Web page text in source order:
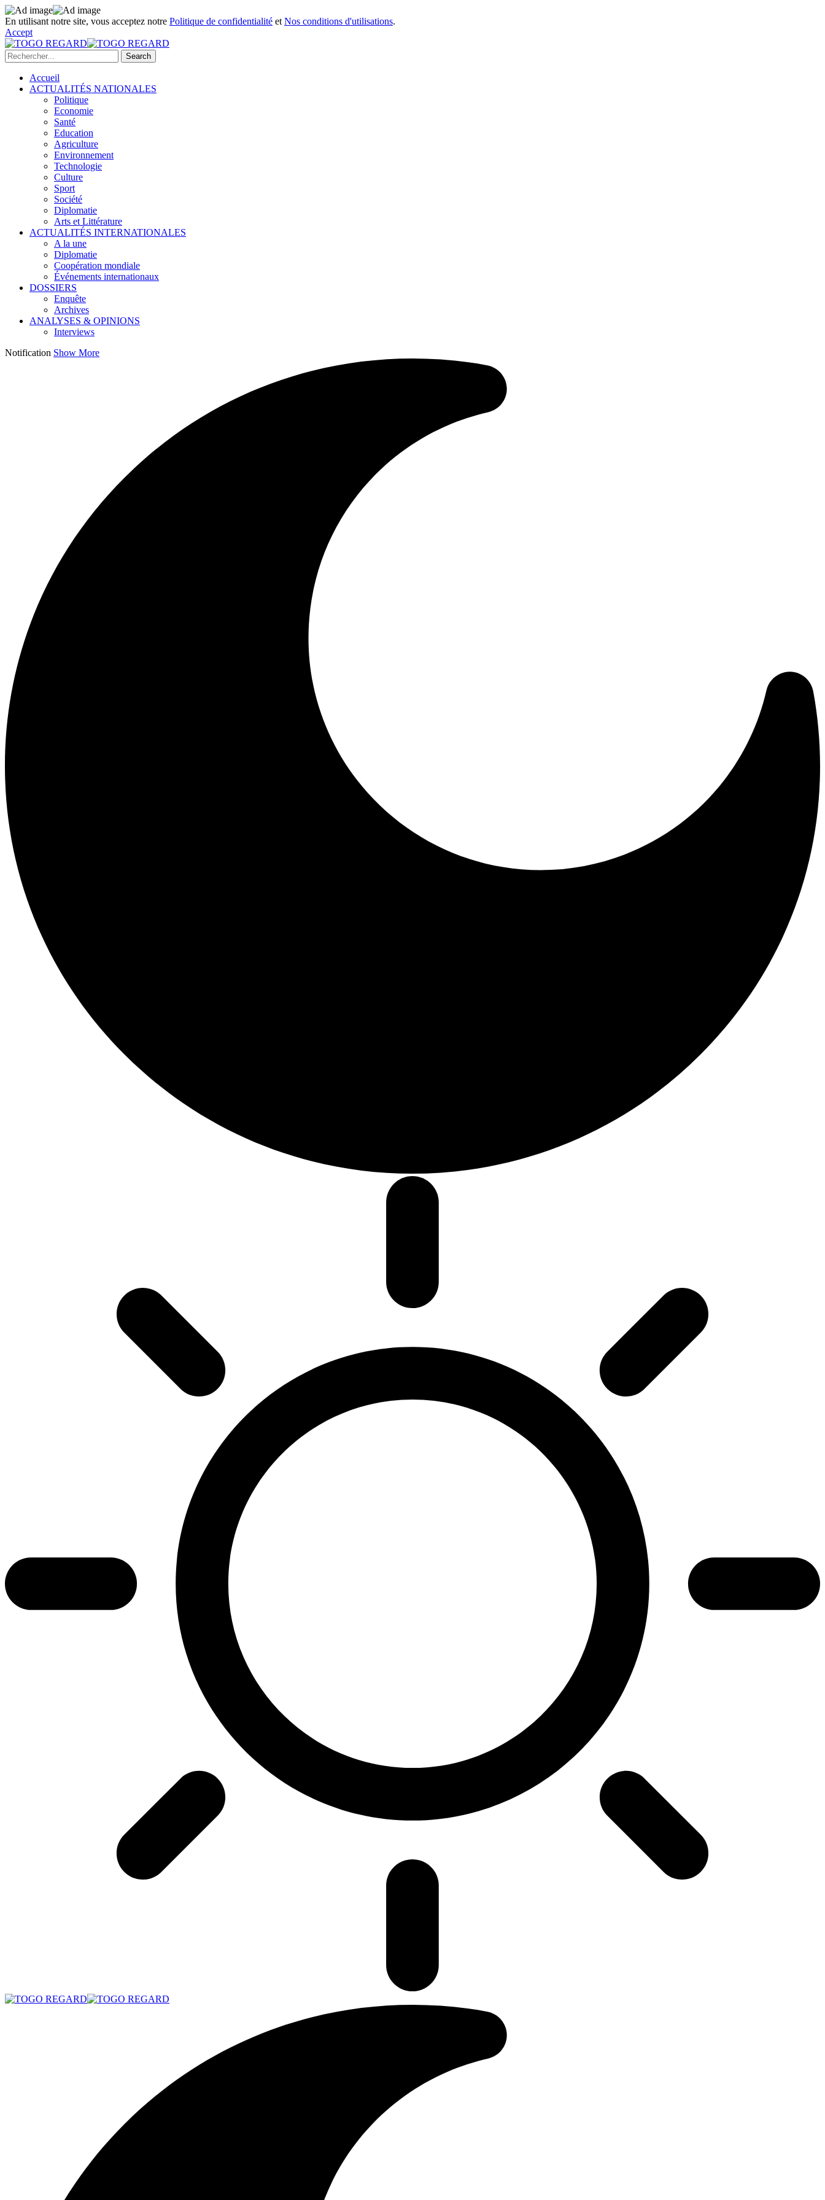
En utilisant notre site, vous acceptez notre Politique de confidentialité et Nos conditions d'utilisations.
Accept
Accueil
ACTUALITÉS NATIONALES
Politique
Economie
Santé
Education
Agriculture
Environnement
Technologie
Culture
Sport
Société
Diplomatie
Arts et Littérature
ACTUALITÉS INTERNATIONALES
A la une
Diplomatie
Coopération mondiale
Événements internationaux
DOSSIERS
Enquête
Archives
ANALYSES & OPINIONS
Interviews
Notification Show More